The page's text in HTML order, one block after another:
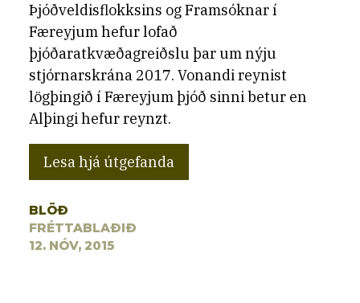
BLÖÐ
FRÉTTABLAÐIÐ
12. NÓV, 2015
Þjóðveldisflokksins og Framsóknar í
Færeyjum hefur lofað
þjóðaratkvæðagreiðslu þar um nýju
stjórnarskrána 2017. Vonandi reynist
lögþingið í Færeyjum þjóð sinni betur en
Alþingi hefur reynzt.
Lesa hjá útgefanda